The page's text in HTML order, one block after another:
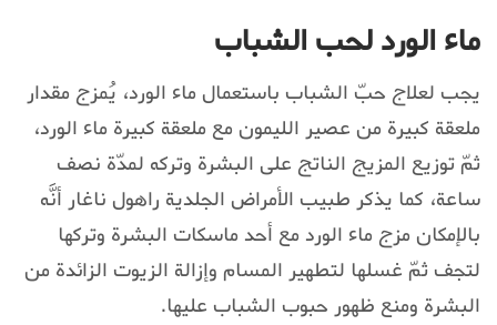
ماء الورد لحب الشباب
يجب لعلاج حبّ الشباب باستعمال ماء الورد، يُمزج مقدار
ملعقة كبيرة من عصير الليمون مع ملعقة كبيرة ماء الورد،
ثمّ توزيع المزيج الناتج على البشرة وتركه لمدّة نصف
ساعة، كما يذكر طبيب الأمراض الجلدية راهول ناغار أنَّه
بالإمكان مزج ماء الورد مع أحد ماسكات البشرة وتركها
لتجف ثمّ غسلها لتطهير المسام وإزالة الزيوت الزائدة من
البشرة ومنع ظهور حبوب الشباب عليها.